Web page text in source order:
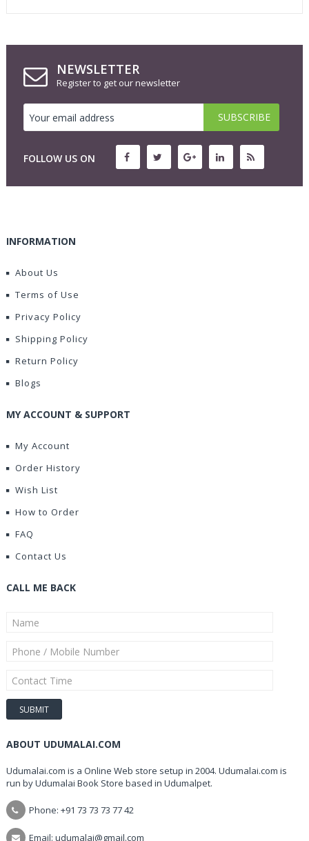
NEWSLETTER
Register to get our newsletter
FOLLOW US ON
INFORMATION
About Us
Terms of Use
Privacy Policy
Shipping Policy
Return Policy
Blogs
MY ACCOUNT & SUPPORT
My Account
Order History
Wish List
How to Order
FAQ
Contact Us
CALL ME BACK
ABOUT UDUMALAI.COM
Udumalai.com is a Online Web store setup in 2004. Udumalai.com is
run by Udumalai Book Store based in Udumalpet.
Phone: +91 73 73 73 77 42
Email: udumalai@gmail.com